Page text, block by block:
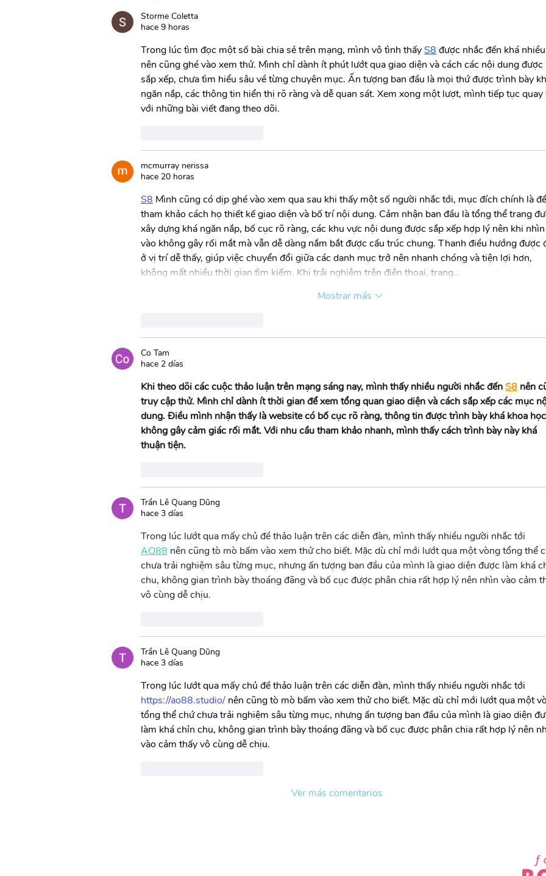
¡Conócelas y edumociónate!
Storme Coletta
hace 9 horas
Trong lúc tìm đọc một số bài chia sẻ trên mạng, mình vô tình thấy S8 được nhắc đến khá nhiều
nên cũng ghé vào xem thử. Mình chỉ dành ít phút lướt qua giao diện và cách các nội dung được
sắp xếp, chưa tìm hiểu sâu về từng chuyên mục. Ấn tượng ban đầu là mọi thứ được trình bày
ngăn nắp, các thông tin hiển thị rõ ràng và dễ quan sát. Xem xong một lượt, mình tiếp tục quay
với những bài viết đang theo dõi.
mcmurray nerissa
hace 20 horas
S8 Mình cũng có dịp ghé vào xem qua sau khi thấy một số người nhắc tới, mục đích chính là để
tham khảo cách họ thiết kế giao diện và bố trí nội dung. Cảm nhận ban đầu là tổng thể trang
xây dựng khá ngăn nắp, bố cục rõ ràng, các khu vực nội dung được sắp xếp hợp lý nên khi nhìn
vào không gây rối mắt mà vẫn dễ dàng nắm bắt được cấu trúc chung. Thanh điều hướng được
ở vị trí dễ thấy, giúp việc chuyển đổi giữa các danh mục trở nên nhanh chóng và tiện lợi hơn,
không mất nhiều thời gian tìm kiếm. Khi trải nghiệm trên điện thoại, trang…
Mostrar más
Co Tam
hace 2 días
Khi theo dõi các cuộc thảo luận trên mạng sáng nay, mình thấy nhiều người nhắc đến S8 nên
truy cập thử. Mình chỉ dành ít thời gian để xem tổng quan giao diện và cách sắp xếp các mục
dung. Điều mình nhận thấy là website có bố cục rõ ràng, thông tin được trình bày khá khoa
không gây cảm giác rối mắt. Với nhu cầu tham khảo nhanh, mình thấy cách trình bày này khá
thuận tiện.
Trần Lê Quang Dũng
hace 3 días
Trong lúc lướt qua mấy chủ đề thảo luận trên các diễn đàn, mình thấy nhiều người nhắc tới
AO88 nên cũng tò mò bấm vào xem thử cho biết. Mặc dù chỉ mới lướt qua một vòng tổng thể
chưa trải nghiệm sâu từng mục, nhưng ấn tượng ban đầu của mình là giao diện được làm khá
chu, không gian trình bày thoáng đãng và bố cục được phân chia rất hợp lý nên nhìn vào cảm
vô cùng dễ chịu.
Trần Lê Quang Dũng
hace 3 días
Trong lúc lướt qua mấy chủ đề thảo luận trên các diễn đàn, mình thấy nhiều người nhắc tới
https://ao88.studio/ nên cũng tò mò bấm vào xem thử cho biết. Mặc dù chỉ mới lướt qua một
tổng thể chứ chưa trải nghiệm sâu từng mục, nhưng ấn tượng ban đầu của mình là giao diện
làm khá chỉn chu, không gian trình bày thoáng đãng và bố cục được phân chia rất hợp lý nên
vào cảm thấy vô cùng dễ chịu.
Ver más comentarios